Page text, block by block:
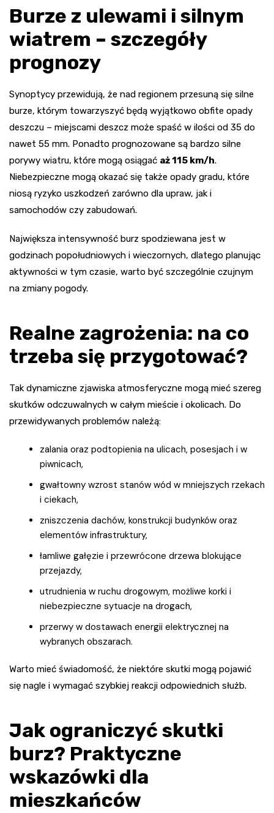
Burze z ulewami i silnym
wiatrem – szczegóły
prognozy
Synoptycy przewidują, że nad regionem przesuną się silne
burze, którym towarzyszyć będą wyjątkowo obfite opady
deszczu – miejscami deszcz może spaść w ilości od 35 do
nawet 55 mm. Ponadto prognozowane są bardzo silne
porywy wiatru, które mogą osiągać aż 115 km/h.
Niebezpieczne mogą okazać się także opady gradu, które
niosą ryzyko uszkodzeń zarówno dla upraw, jak i
samochodów czy zabudowań.
Największa intensywność burz spodziewana jest w
godzinach popołudniowych i wieczornych, dlatego planując
aktywności w tym czasie, warto być szczególnie czujnym
na zmiany pogody.
Realne zagrożenia: na co
trzeba się przygotować?
Tak dynamiczne zjawiska atmosferyczne mogą mieć szereg
skutków odczuwalnych w całym mieście i okolicach. Do
przewidywanych problemów należą:
zalania oraz podtopienia na ulicach, posesjach i w
piwnicach,
gwałtowny wzrost stanów wód w mniejszych rzekach
i ciekach,
zniszczenia dachów, konstrukcji budynków oraz
elementów infrastruktury,
łamliwe gałęzie i przewrócone drzewa blokujące
przejazdy,
utrudnienia w ruchu drogowym, możliwe korki i
niebezpieczne sytuacje na drogach,
przerwy w dostawach energii elektrycznej na
wybranych obszarach.
Warto mieć świadomość, że niektóre skutki mogą pojawić
się nagle i wymagać szybkiej reakcji odpowiednich służb.
Jak ograniczyć skutki
burz? Praktyczne
wskazówki dla
mieszkańców